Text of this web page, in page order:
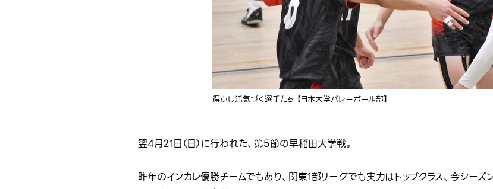
得点し活気づく選手たち 【日本大学バレーボール部】
翌4月21日（日）に行われた、第5節の早稲田大学戦。
昨年のインカレ優勝チームでもあり、関東1部リーグでも実力はトップクラス、今シーズ